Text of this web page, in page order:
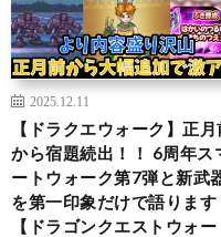
2025.12.11
【ドラクエウォーク】正月
から宿題続出！！ 6周年ス
ートウォーク第7弾と新武
を第一印象だけで語ります
【ドラゴンクエストウォー